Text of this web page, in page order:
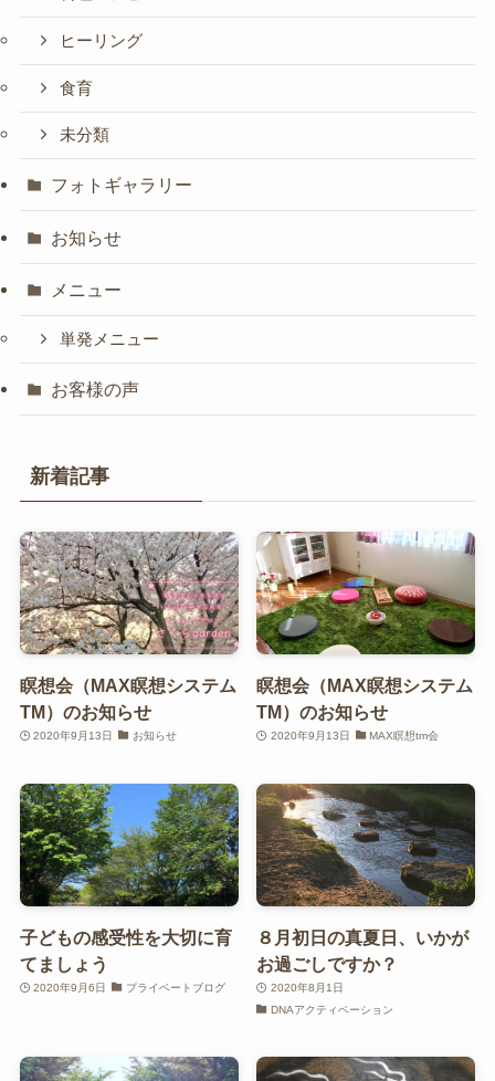
ヒーリング
食育
未分類
フォトギャラリー
お知らせ
メニュー
単発メニュー
お客様の声
新着記事
瞑想会（MAX瞑想システム
TM）のお知らせ
2020年9月13日 お知らせ
瞑想会（MAX瞑想システム
TM）のお知らせ
2020年9月13日 MAX瞑想tm会
子どもの感受性を大切に育
てましょう
2020年9月6日 プライベートブログ
８月初日の真夏日、いかが
お過ごしですか？
2020年8月1日
DNAアクティベーション